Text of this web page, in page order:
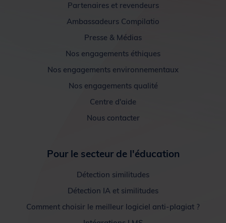
Partenaires et revendeurs
Ambassadeurs Compilatio
Presse & Médias
Nos engagements éthiques
Nos engagements environnementaux
Nos engagements qualité
Centre d'aide
Nous contacter
Pour le secteur de l'éducation
Détection similitudes
Détection IA et similitudes
Comment choisir le meilleur logiciel anti-plagiat ?